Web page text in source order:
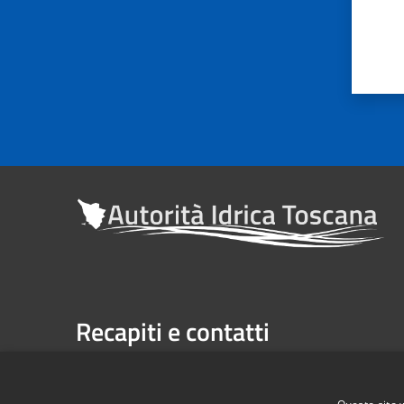
Recapiti e contatti